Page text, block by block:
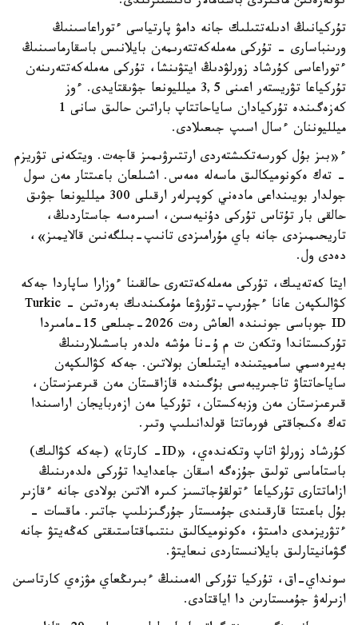
تۇركيانىڭ ادىلەتتىلىك جانە دامۋ پارتياسى ءتوراعاسىنىڭ
ورىنباسارى - تۇركى مەملەكەتتەرىمەن بايلانىس باسقارماسىنىڭ
ءتوراعاسى كۇرشاد زورلۋدىڭ ايتۋىنشا، تۇركى مەملەكەتتەرىنەن
تۇركياعا تۋريستەر اعىنى 3,5 ميلليونعا جۋىقتايدى. ءوز
كەزەگىندە تۇركيادان ساياحاتتاپ باراتىن حالىق سانى 1
ميلليوننان ءسال اسىپ جىعىلادى.
ء«بىز بۇل كورسەتكىشتەردى ارتتىرۋىمىز قاجەت. ويتكەنى تۋريزم
- تەك ەكونوميكالىق ماسەلە ەمەس. اشىلعان باعىتتار مەن سول
جولدار بويىنداعى مادەني كوپىرلەر ارقىلى 300 ميلليونعا جۋىق
حالقى بار تۇتاس تۇركى دۇنيەسىن، اسىرەسە جاستاردىڭ،
تاريحىمىزدى جانە باي مۇرامىزدى تانىپ-بىلگەنىن قالايمىز»،
دەدى ول.
ايتا كەتەيىك، تۇركى مەملەكەتتەرى حالقىنا ءوزارا ساپاردا جەكە
كۋالىكپەن عانا ءجۇرىپ-تۇرۋعا مۇمكىندىك بەرەتىن - Turkic
ID جوباسى جونىندە العاش رەت 2026-جىلعى 15-مامىردا
تۇركىستاندا وتكەن ت م ۇ-نا مۇشە ەلدەر باسشىلارىنىڭ
بەيرەسمي سامميتىندە ايتىلعان بولاتىن. جەكە كۋالىكپەن
ساياحاتتاۋ تاجىريبەسى بۇگىندە قازاقستان مەن قىرعىزستان،
قىرعىزستان مەن وزبەكستان، تۇركيا مەن ازەربايجان اراسىندا
تەك ەكىجاقتى فورماتتا قولدانىلىپ وتىر.
كۇرشاد زورلۋ اتاپ وتكەندەي، «ID- كارتا» (جەكە كۋالىك)
باستاماسى تولىق جۇزەگە اسقان جاعدايدا تۇركى ەلدەرىنىڭ
ازاماتتارى تۇركياعا ءتولقۇجاتسىز كىرە الاتىن بولادى جانە ءقازىر
بۇل باعىتتا قارقىندى جۇمىستار جۇرگىزىلىپ جاتىر. ماقسات -
ءتۋريزمدى دامىتۋ، ەكونوميكالىق ىنتىماقتاستىقتى كەڭەيتۋ جانە
گۋمانيتارلىق بايلانىستاردى نىعايتۋ.
سونداي-اق، تۇركيا تۇركى الەمىنىڭ ءبىرىڭعاي مۋزەي كارتاسىن
ازىرلەۋ جۇمىستارىن دا اياقتادى.